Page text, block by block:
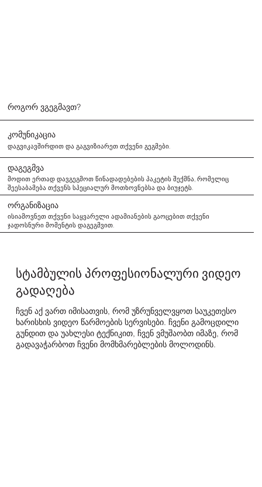
როგორ ვგეგმავთ?
კომუნიკაცია
დაგვიკავშირდით და გაგვიზიარეთ თქვენი გეგმები.
დაგეგმვა
მოდით ერთად დავგეგმოთ წინადადებების პაკეტის შექმნა, რომელიც
შეესაბამება თქვენს სპეციალურ მოთხოვნებსა და ბიუჯეტს.
ორგანიზაცია
ისიამოვნეთ თქვენი საყვარელი ადამიანების გაოცებით თქვენი
ჯადოსნური მომენტის დაგეგმვით.
სტამბულის პროფესიონალური ვიდეო
გადაღება
ჩვენ აქ ვართ იმისათვის, რომ უზრუნველვყოთ საუკეთესო
ხარისხის ვიდეო წარმოების სერვისები. ჩვენი გამოცდილი
გუნდით და უახლესი ტექნიკით, ჩვენ ვმუშაობთ იმაზე, რომ
გადავაჭარბოთ ჩვენი მომხმარებლების მოლოდინს.